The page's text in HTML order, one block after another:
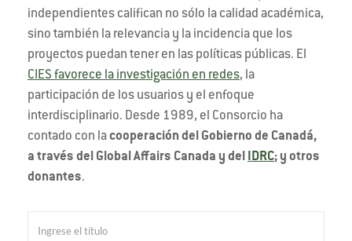
independientes califican no sólo la calidad académica,
sino también la relevancia y la incidencia que los
proyectos puedan tener en las políticas públicas. El
CIES favorece la investigación en redes, la
participación de los usuarios y el enfoque
interdisciplinario. Desde 1989, el Consorcio ha
contado con lacooperación del Gobierno de Canadá,
a través del Global Affairs Canada y del
IDRC; y otros
donantes.